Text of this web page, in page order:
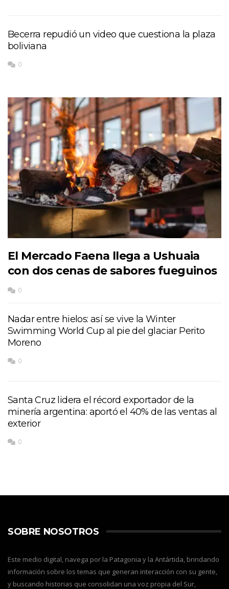
Becerra repudió un video que cuestiona la plaza
boliviana
0
El Mercado Faena llega a Ushuaia
con dos cenas de sabores fueguinos
0
Nadar entre hielos: así se vive la Winter
Swimming World Cup al pie del glaciar Perito
Moreno
0
Santa Cruz lidera el récord exportador de la
minería argentina: aportó el 40% de las ventas al
exterior
0
SOBRE NOSOTROS
Este medio digital, navega por la Patagonia y la Antártida, brindando
información sobre los temas que generan interacción con su gente,
y buscando historias que consolidan una voz propia del Sur,